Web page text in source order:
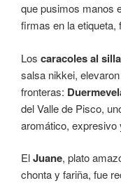
que pusimos manos
firmas en la etiqueta,
Los caracoles al
salsa nikkei,
fronteras:
del Valle de Pisco,
aromático, expresivo
ElJuane, plato
chonta y fariña, fue